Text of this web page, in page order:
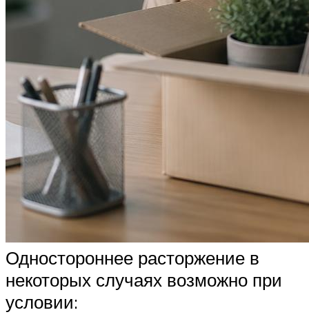
Одностороннее расторжение в
некоторых случаях возможно при
условии: